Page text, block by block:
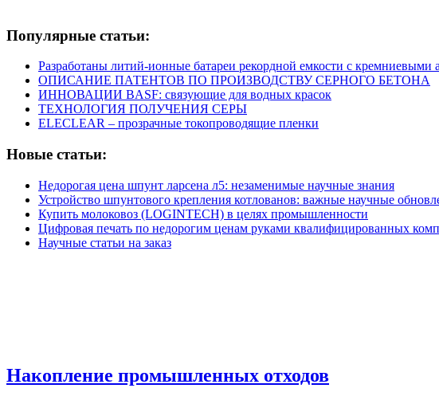
Популярные статьи:
Разработаны литий-ионные батареи рекордной емкости с кремниевыми
ОПИСАНИЕ ПАТЕНТОВ ПО ПРОИЗВОДСТВУ СЕРНОГО БЕТОНА
ИННОВАЦИИ BASF: связующие для водных красок
ТЕХНОЛОГИЯ ПОЛУЧЕНИЯ СЕРЫ
ELECLEAR – прозрачные токопроводящие пленки
Новые статьи:
Недорогая цена шпунт ларсена л5: незаменимые научные знания
Устройство шпунтового крепления котлованов: важные научные
Купить молоковоз (LOGINTECH) в целях промышленности
Цифровая печать по недорогим ценам руками квалифицированных
Научные статьи на заказ
Накопление промышленных отходов